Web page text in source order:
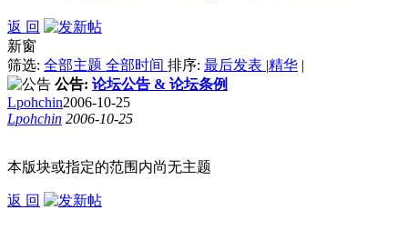
返 回
新窗
筛选: 全部主题 全部时间 排序: 最后发表 |精华 |
公告: 论坛公告 & 论坛条例
Lpohchin2006-10-25
Lpohchin 2006-10-25
本版块或指定的范围内尚无主题
返 回